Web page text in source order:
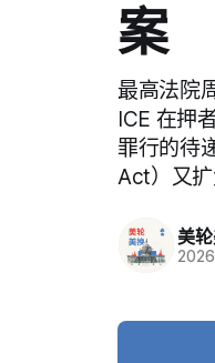
案
最高法院
ICE 在押
罪行的待
Act）又扩
美